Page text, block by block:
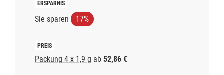
Sie sparen 17%
Packung 4 x 1,9 g ab 52,86 €